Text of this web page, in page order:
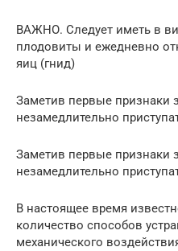
ВАЖНО. Следует иметь в
плодовиты и ежедневно
яиц (гнид)
Заметив первые признаки
незамедлительно
Заметив первые признаки
незамедлительно
В настоящее время
количество способов
механического